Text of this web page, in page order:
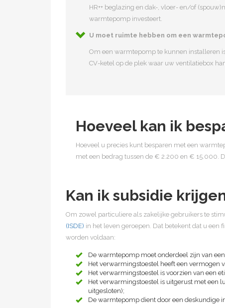
HR++ beglazing en dak-, vloer- en/of
warmtepomp investeert.
U moet ruimte hebben om een
Om een warmtepomp te kunnen installeren
CV-ketel op de plek waar uw ventilatiebox
Hoeveel kan ik
Hoeveel u precies kunt besparen met een
met een bedrag tussen de € 2.200 en € 15.000.
Kan ik subsidie
Om zowel particuliere als zakelijke gebruikers te
(ISDE) in het leven geroepen. Dat betekent dat u
worden voldaan:
De warmtepomp moet onderdeel zijn van
Het verwarmingstoestel heeft een vermogen
Het verwarmingstoestel is voorzien van een
Het verwarmingstoestel is uitgerust met
uitgesloten);
De warmtepomp dient door een deskundige